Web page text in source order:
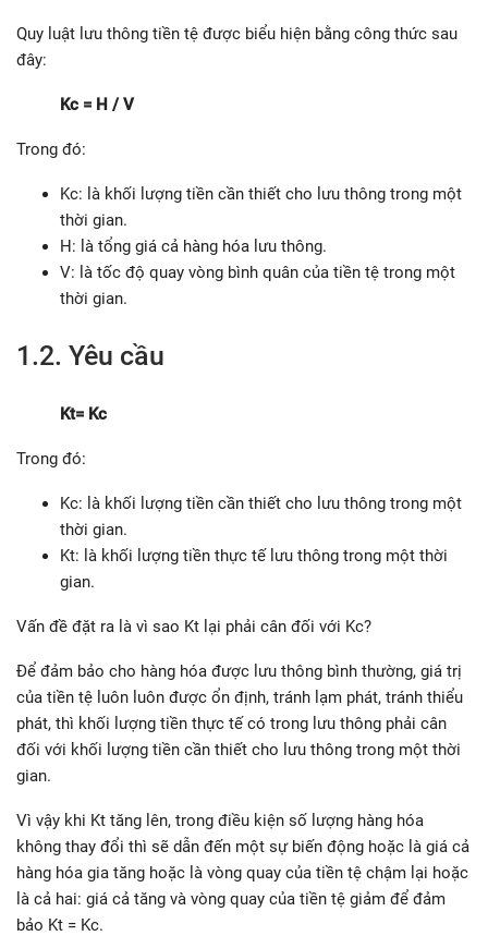
Quy luật lưu thông tiền tệ được biểu hiện bằng công thức sau
đây:
Kc = H / V
Trong đó:
Kc: là khối lượng tiền cần thiết cho lưu thông trong một
thời gian.
H: là tổng giá cả hàng hóa lưu thông.
V: là tốc độ quay vòng bình quân của tiền tệ trong một
thời gian.
1.2. Yêu cầu
Kt= Kc
Trong đó:
Kc: là khối lượng tiền cần thiết cho lưu thông trong một
thời gian.
Kt: là khối lượng tiền thực tế lưu thông trong một thời
gian.
Vấn đề đặt ra là vì sao Kt lại phải cân đối với Kc?
Để đảm bảo cho hàng hóa được lưu thông bình thường, giá trị
của tiền tệ luôn luôn được ổn định, tránh lạm phát, tránh thiểu
phát, thì khối lượng tiền thực tế có trong lưu thông phải cân
đối với khối lượng tiền cần thiết cho lưu thông trong một thời
gian.
Vì vậy khi Kt tăng lên, trong điều kiện số lượng hàng hóa
không thay đổi thì sẽ dẫn đến một sự biến động hoặc là giá cả
hàng hóa gia tăng hoặc là vòng quay của tiền tệ chậm lại hoặc
là cả hai: giá cả tăng và vòng quay của tiền tệ giảm để đảm
bảo Kt = Kc.